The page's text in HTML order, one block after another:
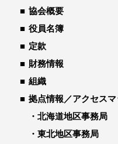
協会概要
役員名簿
定款
財務情報
組織
拠点情報／アクセス
北海道地区事務局
東北地区事務局